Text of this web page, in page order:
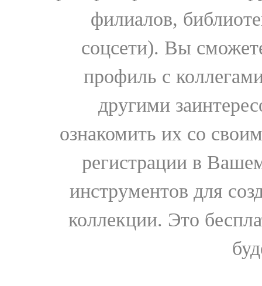
филиалов,
соцсети). Вы
профиль с
другими
ознакомить их со
регистрации в
инструментов для
коллекции. Это